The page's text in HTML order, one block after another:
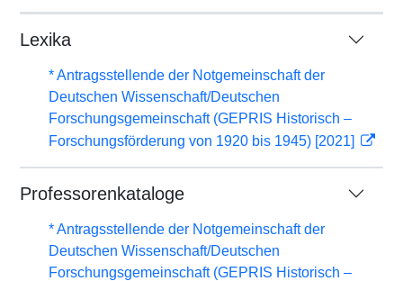
Lexika
* Antragsstellende der Notgemeinschaft der
Deutschen Wissenschaft/Deutschen
Forschungsgemeinschaft (GEPRIS Historisch –
Forschungsförderung von 1920 bis 1945) [2021]
Professorenkataloge
* Antragsstellende der Notgemeinschaft der
Deutschen Wissenschaft/Deutschen
Forschungsgemeinschaft (GEPRIS Historisch –